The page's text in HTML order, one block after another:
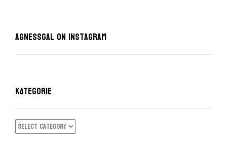
AgnessGal on Instagram
KATEGORIE
KATEGORIE